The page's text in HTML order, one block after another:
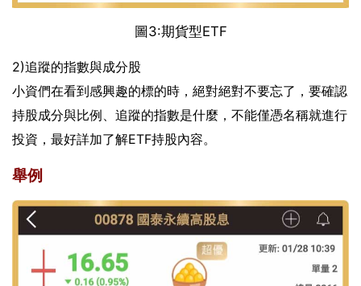
圖3:期貨型ETF
2)追蹤的指數與成分股
小資們在看到感興趣的標的時，絕對絕對不要忘了，要確認
持股成分與比例、 追蹤的指數是什麼 ，不能僅憑名稱就進行
投資，最好詳加了解ETF持股內容。
舉例